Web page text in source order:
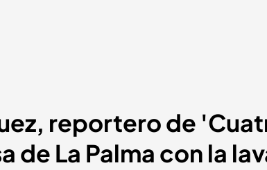
reportero de
de La Palma con la